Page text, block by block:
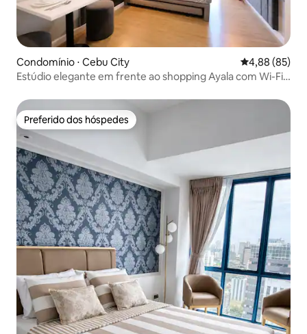
Condomínio ⋅ Cebu City 4,88 de uma
4,88 (85)
Estúdio elegante em frente ao shopping Ayala com Wi-Fi
Preferido dos hóspedes
Preferido dos hóspedes